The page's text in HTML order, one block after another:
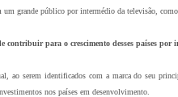
grande público por intermédio da televisão,
contribuir para o crescimento desses países
serem identificados com a marca do seu
nos países em desenvolvimento.